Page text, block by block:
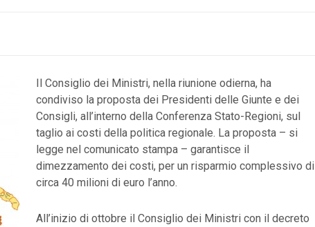
Il Consiglio dei Ministri, nella riunione odierna, ha
condiviso la proposta dei Presidenti delle Giunte e dei
Consigli, all’interno della Conferenza Stato-Regioni, sul
taglio ai costi della politica regionale. La proposta – si
legge nel comunicato stampa – garantisce il
dimezzamento dei costi, per un risparmio complessivo di
circa 40 milioni di euro l’anno.
All’inizio di ottobre il Consiglio dei Ministri con il decreto